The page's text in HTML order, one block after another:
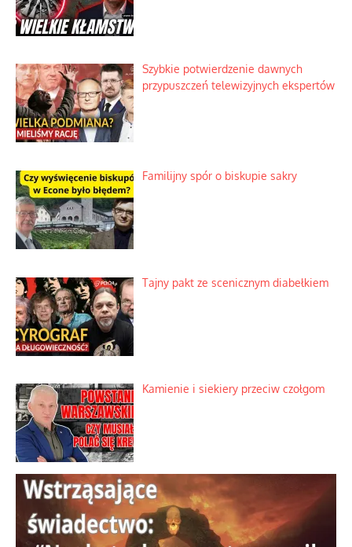
Szybkie potwierdzenie dawnych
przypuszczeń telewizyjnych ekspertów
Familijny spór o biskupie sakry
Tajny pakt ze scenicznym diabełkiem
Kamienie i siekiery przeciw czołgom